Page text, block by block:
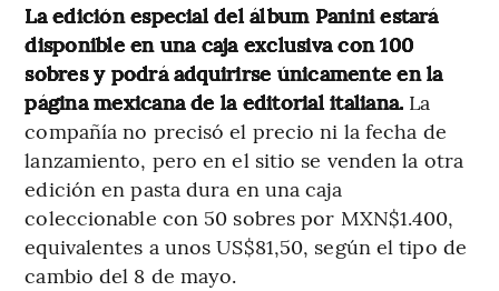
La edición especial del álbum Panini estará
disponible en una caja exclusiva con 100
sobres y podrá adquirirse únicamente en la
página mexicana de la editorial italiana. La
compañía no precisó el precio ni la fecha de
lanzamiento, pero en el sitio se venden la otra
edición en pasta dura en una caja
coleccionable con 50 sobres por MXN$1.400,
equivalentes a unos US$81,50, según el tipo de
cambio del 8 de mayo.